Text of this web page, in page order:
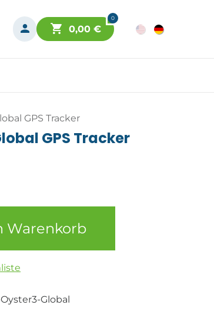
0
0,00€
GPS Tracker
GPS Tracker
Warenkorb
Global